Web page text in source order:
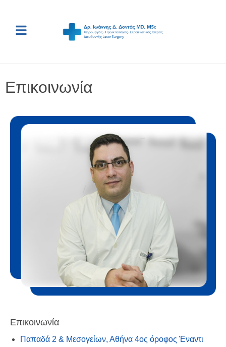
Επικοινωνία
Επικοινωνία
Παπαδά 2 & Μεσογείων, Αθήνα 4ος όροφος Έναντι